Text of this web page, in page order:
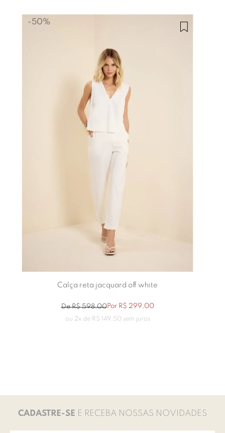
-50%
Calça reta jacquard off white
DeR$ 598,00Por R$ 299,00
ou 2x de R$ 149 50sem juros
CADASTRE-SE E RECEBA NOSSAS NOVIDADES